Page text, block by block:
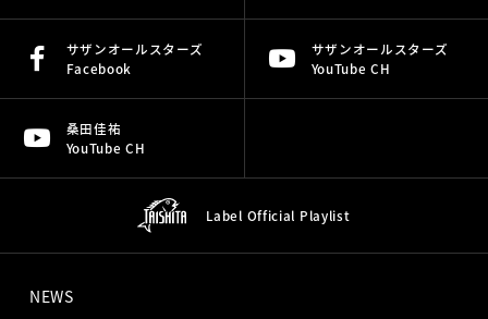
サザンオールスターズ
Facebook
サザンオールスターズ
YouTube CH
桑田佳祐
YouTube CH
Label Official Playlist
NEWS